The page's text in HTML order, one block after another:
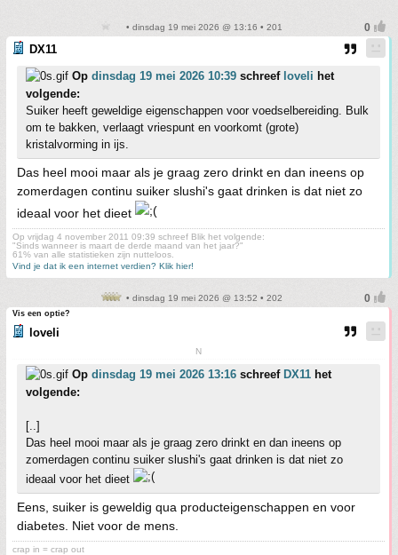
• dinsdag 19 mei 2026 @ 13:16 • 201
DX11
Op dinsdag 19 mei 2026 10:39 schreef loveli het
volgende:
Suiker heeft geweldige eigenschappen voor voedselbereiding. Bulk
om te bakken, verlaagt vriespunt en voorkomt (grote)
kristalvorming in ijs.
Das heel mooi maar als je graag zero drinkt en dan ineens op
zomerdagen continu suiker slushi's gaat drinken is dat niet zo
ideaal voor het dieet
Op vrijdag 4 november 2011 09:39 schreef Blik het volgende:
"Sinds wanneer is maart de derde maand van het jaar?"
61% van alle statistieken zijn nutteloos.
Vind je dat ik een internet verdien? Klik hier!
• dinsdag 19 mei 2026 @ 13:52 • 202
Vis een optie?
loveli
N
Op dinsdag 19 mei 2026 13:16 schreef DX11 het
volgende:
[..]
Das heel mooi maar als je graag zero drinkt en dan ineens op
zomerdagen continu suiker slushi's gaat drinken is dat niet zo
ideaal voor het dieet
Eens, suiker is geweldig qua producteigenschappen en voor
diabetes. Niet voor de mens.
crap in = crap out